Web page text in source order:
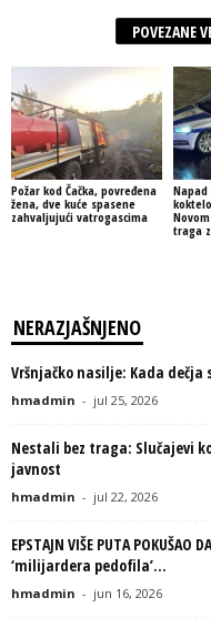
POVEZANE
Požar kod Čačka, povređena
žena, dve kuće spasene
zahvaljujući vatrogascima
traga
NERAZJAŠNJENO
Vršnjačko nasilje: Kada
hmadmin - jul 25, 2026
Nestali bez traga: Slučajevi
javnost
hmadmin - jul 22, 2026
EPSTAJN VIŠE PUTA
‘milijardera pedofila’...
hmadmin - jun 16, 2026